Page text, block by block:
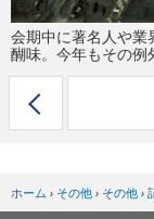
会期中に著名人や業
醐味。今年もその例
ホーム › その他 › その他 ›